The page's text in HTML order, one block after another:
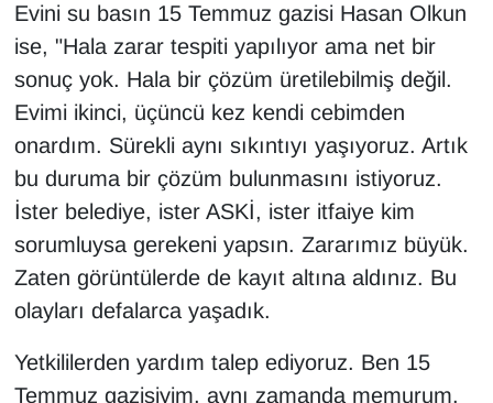
Evini su basın 15 Temmuz gazisi Hasan Olkun
ise, "Hala zarar tespiti yapılıyor ama net bir
sonuç yok. Hala bir çözüm üretilebilmiş değil.
Evimi ikinci, üçüncü kez kendi cebimden
onardım. Sürekli aynı sıkıntıyı yaşıyoruz. Artık
bu duruma bir çözüm bulunmasını istiyoruz.
İster belediye, ister ASKİ, ister itfaiye kim
sorumluysa gerekeni yapsın. Zararımız büyük.
Zaten görüntülerde de kayıt altına aldınız. Bu
olayları defalarca yaşadık.
Yetkililerden yardım talep ediyoruz. Ben 15
Temmuz gazisiyim, aynı zamanda memurum.
TEBRİK
TEKNOLOJİ
Turizm
VAN'DA SPOR
Vasıta
YAŞAM
YEREL